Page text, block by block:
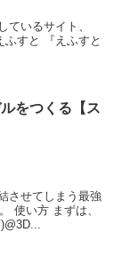
ているサイト、
ふすと 『えふすと
をつくる【ス
させてしまう最強
使い方 まずは、